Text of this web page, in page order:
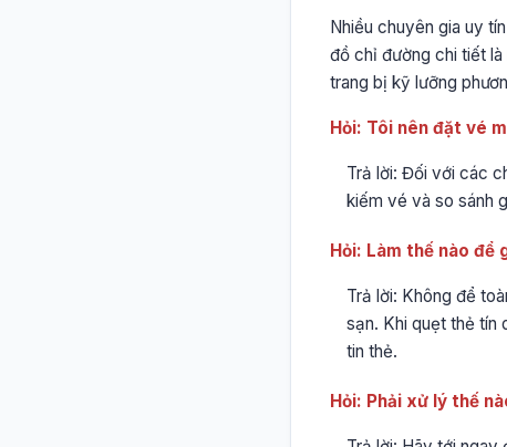
Nhiều chuyên gia uy
đồ chỉ đường chi tiết
trang bị kỹ lưỡng
Hỏi: Tôi nên đặt vé
Trả lời: Đối với các
kiếm vé và so sánh
Hỏi: Làm thế nào để
Trả lời: Không để
sạn. Khi quẹt thẻ tín
tin thẻ.
Hỏi: Phải xử lý thế